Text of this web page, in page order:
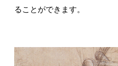
ることができます。